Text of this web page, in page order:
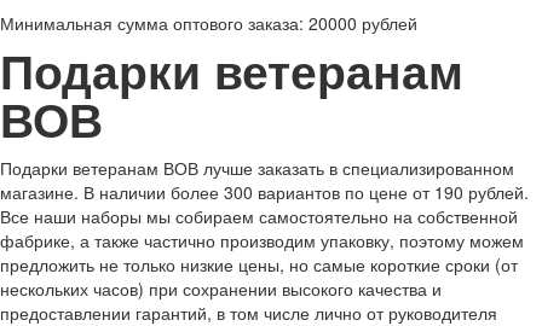
Минимальная сумма оптового заказа: 20000 рублей
Подарки ветеранам
ВОВ
Подарки ветеранам ВОВ лучше заказать в специализированном
магазине. В наличии более 300 вариантов по цене от 190 рублей.
Все наши наборы мы собираем самостоятельно на собственной
фабрике, а также частично производим упаковку, поэтому можем
предложить не только низкие цены, но самые короткие сроки (от
нескольких часов) при сохранении высокого качества и
предоставлении гарантий, в том числе лично от руководителя